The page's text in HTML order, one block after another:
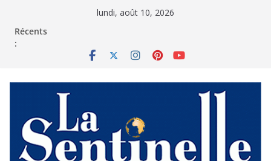
lundi, août 10, 2026
Récents
: